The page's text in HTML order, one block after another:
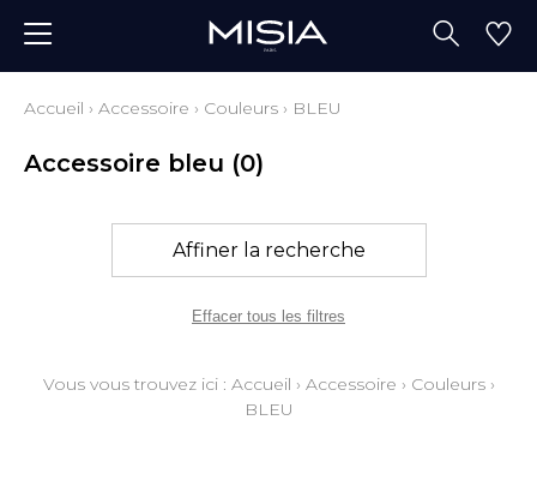
Accueil › Accessoire › Couleurs › BLEU
Accessoire bleu (0)
Affiner la recherche
Effacer tous les filtres
Vous vous trouvez ici : Accueil › Accessoire › Couleurs›
BLEU